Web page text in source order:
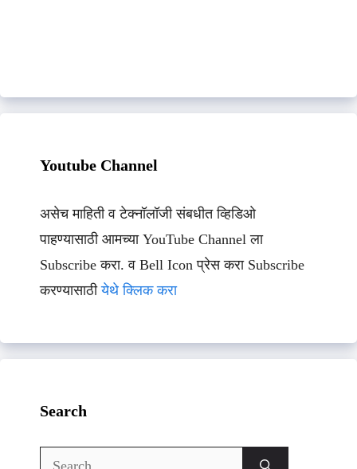
Youtube Channel
असेच माहिती व टेक्नॉलॉजी संबधीत व्हिडिओ
पाहण्यासाठी आमच्या YouTube Channel ला
Subscribe करा. व Bell Icon प्रेस करा Subscribe
करण्यासाठीयेथे क्लिक करा
Search
Search